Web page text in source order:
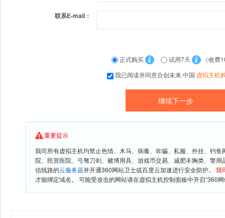
联系E-mail：
正式购买 试用7天
（收费
我已阅读并同意合创未来.中国 虚拟主机
重要提示
我司所有虚拟主机均禁止色情、木马、病毒、诈骗、私服、外挂、钓
院、民营医院、弓驽刀剑、赌博用具、游戏币交易、减肥丰胸类、警
信线路的云服务器并开通360网站卫士或百度云加速进行安全防护。 我
才能绑定域名。 可能受攻击的网站请在虚拟主机控制面板中开启“360